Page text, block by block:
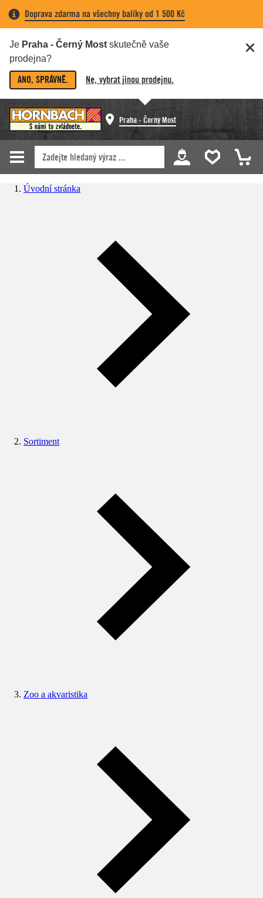
Doprava zdarma na všechny balíky od 1 500 Kč
Je Praha - Černý Most skutečně vaše
prodejna?
ANO, SPRÁVNĚ. Ne, vybrat jinou prodejnu.
Praha - Černý Most
Úvodní stránka
Sortiment
Zoo a akvaristika